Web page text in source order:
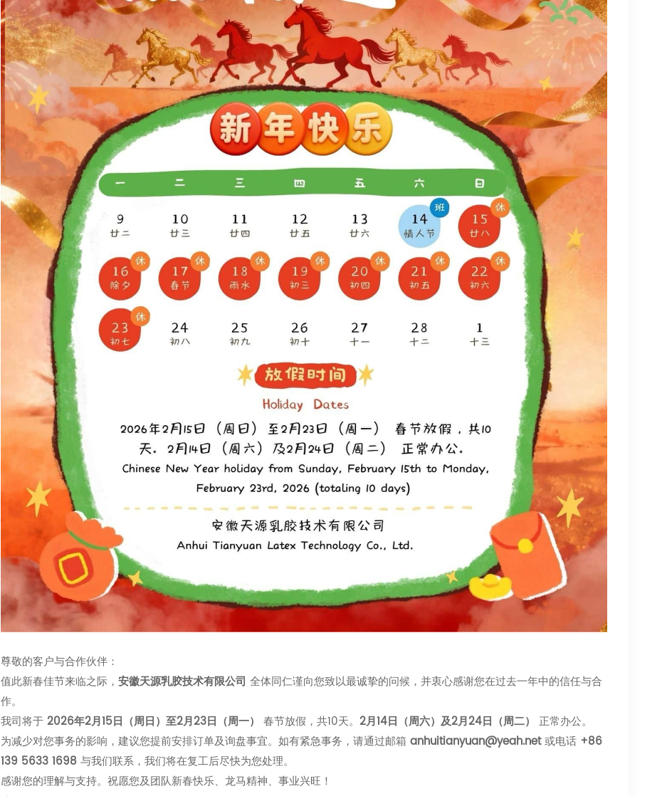
尊敬的客户与合作伙伴：
值此新春佳节来临之际，安徽天源乳胶技术有限公司 ​ 全体同仁谨向您致以最诚挚的问候，并衷心感谢您在过去一年中的信任与合
作。
我司将于2026年2月15日（周日）至2月23日（周一） ​ 春节放假，共10天。2月14日（周六）及2月24日（周二） ​ 正常办公。
为减少对您事务的影响，建议您提前安排订单及询盘事宜。如有紧急事务，请通过邮箱anhuitianyuan@yeah.net​ 或电话 +86
139 5633 1698 ​ 与我们联系，我们将在复工后尽快为您处理。
感谢您的理解与支持。祝愿您及团队新春快乐、龙马精神、事业兴旺！